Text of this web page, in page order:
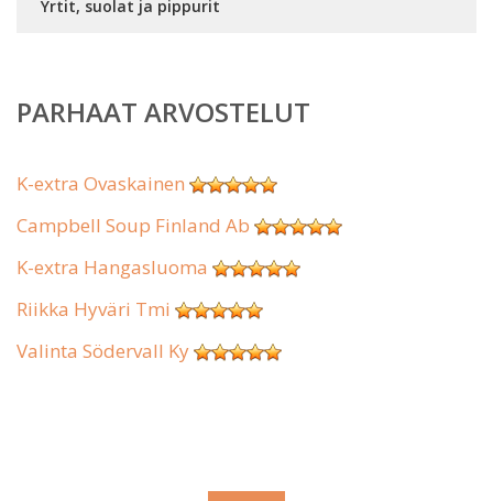
Yrtit, suolat ja pippurit
PARHAAT ARVOSTELUT
K-extra Ovaskainen
Campbell Soup Finland Ab
K-extra Hangasluoma
Riikka Hyväri Tmi
Valinta Södervall Ky